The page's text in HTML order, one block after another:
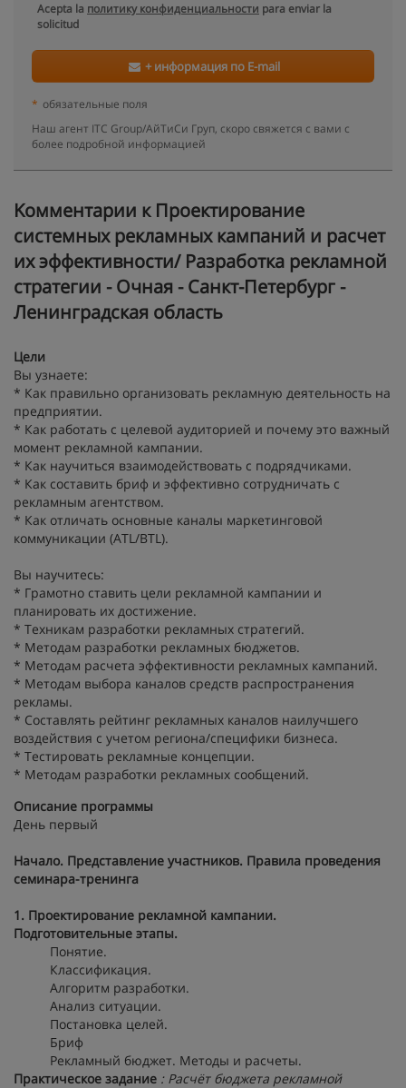
Acepta la политику конфиденциальности para enviar la
solicitud
+ информация по E-mail
* обязательные поля
Наш агент ITC Group/АйТиСи Груп, скоро свяжется с вами с
более подробной информацией
Kомментарии к Проектирование
системных рекламных кампаний и расчет
их эффективности/ Разработка рекламной
стратегии - Очная - Санкт-Петербург -
Ленинградская область
Цели
Вы узнаете:
* Как правильно организовать рекламную деятельность на
предприятии.
* Как работать с целевой аудиторией и почему это важный
момент рекламной кампании.
* Как научиться взаимодействовать с подрядчиками.
* Как составить бриф и эффективно сотрудничать с
рекламным агентством.
* Как отличать основные каналы маркетинговой
коммуникации (ATL/BTL).
Вы научитесь:
* Грамотно ставить цели рекламной кампании и
планировать их достижение.
* Техникам разработки рекламных стратегий.
* Методам разработки рекламных бюджетов.
* Методам расчета эффективности рекламных кампаний.
* Методам выбора каналов средств распространения
рекламы.
* Составлять рейтинг рекламных каналов наилучшего
воздействия с учетом региона/специфики бизнеса.
* Тестировать рекламные концепции.
* Методам разработки рекламных сообщений.
Описание программы
День первый
Начало. Представление участников. Правила проведения
семинара-тренинга
1. Проектирование рекламной кампании.
Подготовительные этапы.
Понятие.
Классификация.
Алгоритм разработки.
Анализ ситуации.
Постановка целей.
Бриф
Рекламный бюджет. Методы и расчеты.
Практическое задание : Расчёт бюджета рекламной